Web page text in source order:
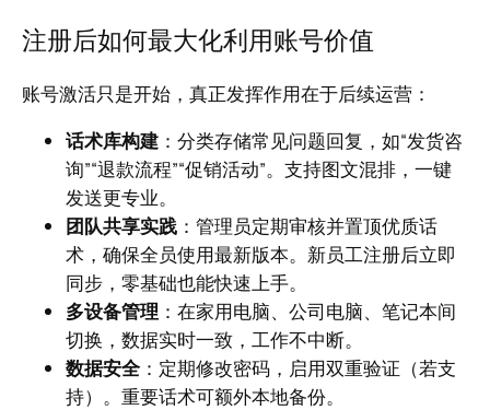
注册后如何最大化利用账号价值
账号激活只是开始，真正发挥作用在于后续运营：
话术库构建 ：分类存储常见问题回复，如“发货咨
询”“退款流程”“促销活动”。支持图文混排，一键
发送更专业。
团队共享实践 ：管理员定期审核并置顶优质话
术，确保全员使用最新版本。新员工注册后立即
同步，零基础也能快速上手。
多设备管理 ：在家用电脑、公司电脑、笔记本间
切换，数据实时一致，工作不中断。
数据安全：定期修改密码，启用双重验证（若支
持）。重要话术可额外本地备份。